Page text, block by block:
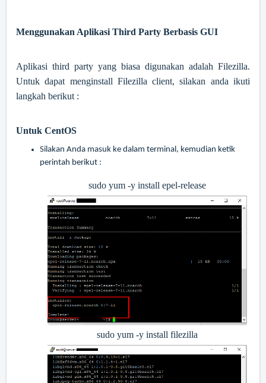
Menggunakan Aplikasi Third Party Berbasis GUI
Aplikasi third party yang biasa digunakan adalah Filezilla.
Untuk dapat menginstall Filezilla client, silakan anda ikuti
langkah berikut :
Untuk CentOS
Silakan Anda masuk ke dalam terminal, kemudian ketik
perintah berikut :
sudo yum -y install epel-release
sudo yum -y install filezilla